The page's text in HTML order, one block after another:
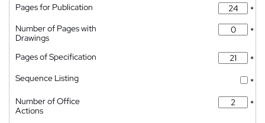
Pages for Publication
*
Number of Pages with
Drawings
*
Pages of Specification
*
Sequence Listing
*
Number of Office
Actions
*